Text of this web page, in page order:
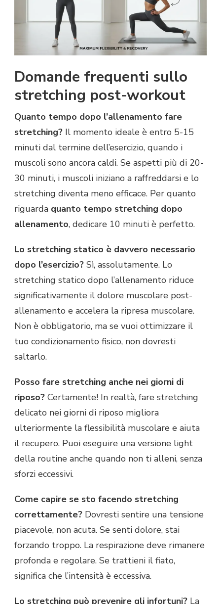
Domande frequenti sullo
stretching post-workout
Quanto tempo dopo l’allenamento fare
stretching? Il momento ideale è entro 5-15
minuti dal termine dell’esercizio, quando i
muscoli sono ancora caldi. Se aspetti più di 20-
30 minuti, i muscoli iniziano a raffreddarsi e lo
stretching diventa meno efficace. Per quanto
riguarda quanto tempo stretching dopo
allenamento, dedicare 10 minuti è perfetto.
Lo stretching statico è davvero necessario
dopo l’esercizio? Sì, assolutamente. Lo
stretching statico dopo l’allenamento riduce
significativamente il dolore muscolare post-
allenamento e accelera la ripresa muscolare.
Non è obbligatorio, ma se vuoi ottimizzare il
tuo condizionamento fisico, non dovresti
saltarlo.
Posso fare stretching anche nei giorni di
riposo? Certamente! In realtà, fare stretching
delicato nei giorni di riposo migliora
ulteriormente la flessibilità muscolare e aiuta
il recupero. Puoi eseguire una versione light
della routine anche quando non ti alleni, senza
sforzi eccessivi.
Come capire se sto facendo stretching
correttamente? Dovresti sentire una tensione
piacevole, non acuta. Se senti dolore, stai
forzando troppo. La respirazione deve rimanere
profonda e regolare. Se trattieni il fiato,
significa che l’intensità è eccessiva.
Lo stretching può prevenire gli infortuni? La